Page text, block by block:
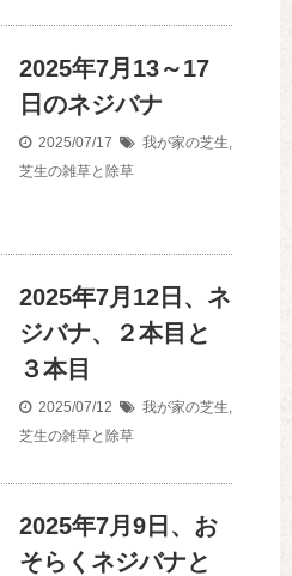
2025年7月13～17
日のネジバナ
2025/07/17 我が家の芝生,
芝生の雑草と除草
2025年7月12日、ネ
ジバナ、２本目と
３本目
2025/07/12 我が家の芝生,
芝生の雑草と除草
2025年7月9日、お
そらくネジバナと